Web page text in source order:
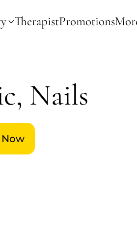
TherapistPromotions
Nails
Now